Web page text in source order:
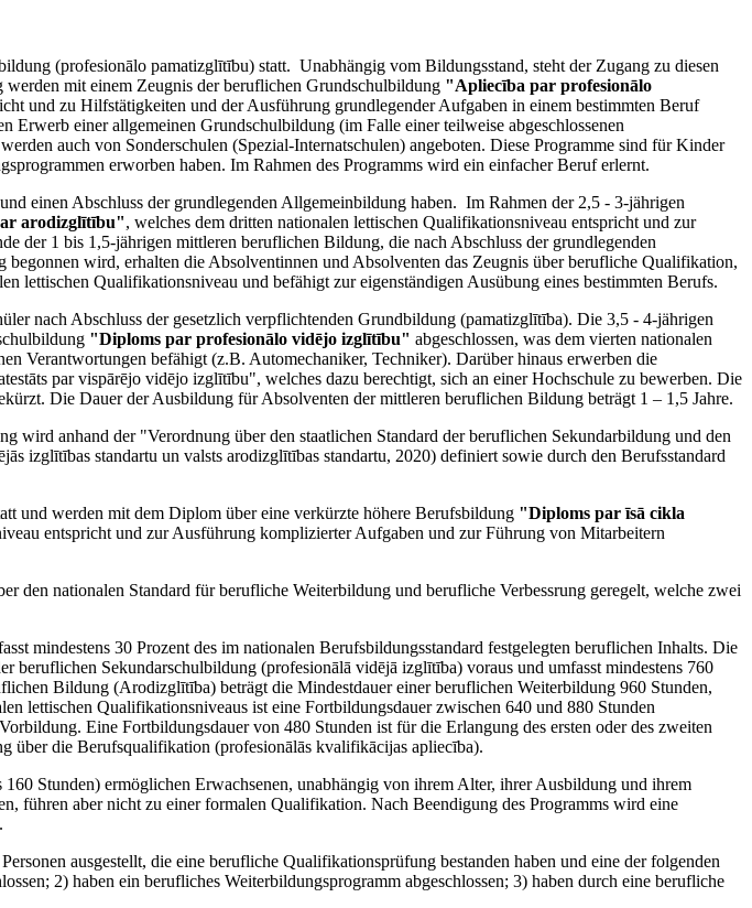
(profesionālo pamatizglītību) statt. Unabhängig vom Bildungsstand, steht der Zugang zu diesen
mit einem Zeugnis der beruflichen Grundschulbildung "Apliecība par profesionālo
und zu Hilfstätigkeiten und der Ausführung grundlegender Aufgaben in einem bestimmten Beruf
einer allgemeinen Grundschulbildung (im Falle einer teilweise abgeschlossenen
auch von Sonderschulen (Spezial-Internatschulen) angeboten. Diese Programme sind für Kinder
erworben haben. Im Rahmen des Programms wird ein einfacher Beruf erlernt.
einen Abschluss der grundlegenden Allgemeinbildung haben. Im Rahmen der 2,5 - 3-jährigen
arodizglītību", welches dem dritten nationalen lettischen Qualifikationsniveau entspricht und zur
der 1 bis 1,5-jährigen mittleren beruflichen Bildung, die nach Abschluss der grundlegenden
wird, erhalten die Absolventinnen und Absolventen das Zeugnis über berufliche Qualifikation,
lettischen Qualifikationsniveau und befähigt zur eigenständigen Ausübung eines bestimmten Berufs.
nach Abschluss der gesetzlich verpflichtenden Grundbildung (pamatizglītība). Die 3,5 - 4-jährigen
"Diploms par profesionālo vidējo izglītību" abgeschlossen, was dem vierten nationalen
Verantwortungen befähigt (z.B. Automechaniker, Techniker). Darüber hinaus erwerben die
par vispārējo vidējo izglītību", welches dazu berechtigt, sich an einer Hochschule zu bewerben. Die
Die Dauer der Ausbildung für Absolventen der mittleren beruflichen Bildung beträgt 1 – 1,5 Jahre.
anhand der "Verordnung über den staatlichen Standard der beruflichen Sekundarbildung und den
izglītības standartu un valsts arodizglītības standartu, 2020) definiert sowie durch den Berufsstandard
und werden mit dem Diplom über eine verkürzte höhere Berufsbildung "Diploms par īsā cikla
entspricht und zur Ausführung komplizierter Aufgaben und zur Führung von Mitarbeitern
den nationalen Standard für berufliche Weiterbildung und berufliche Verbessrung geregelt, welche zwei
mindestens 30 Prozent des im nationalen Berufsbildungsstandard festgelegten beruflichen Inhalts. Die
Sekundarschulbildung (profesionālā vidējā izglītība) voraus und umfasst mindestens 760
Bildung (Arodizglītība) beträgt die Mindestdauer einer beruflichen Weiterbildung 960 Stunden,
lettischen Qualifikationsniveaus ist eine Fortbildungsdauer zwischen 640 und 880 Stunden
Eine Fortbildungsdauer von 480 Stunden ist für die Erlangung des ersten oder des zweiten
über die Berufsqualifikation (profesionālās kvalifikācijas apliecība).
Stunden) ermöglichen Erwachsenen, unabhängig von ihrem Alter, ihrer Ausbildung und ihrem
führen aber nicht zu einer formalen Qualifikation. Nach Beendigung des Programms wird eine
ausgestellt, die eine berufliche Qualifikationsprüfung bestanden haben und eine der folgenden
2) haben ein berufliches Weiterbildungsprogramm abgeschlossen; 3) haben durch eine berufliche